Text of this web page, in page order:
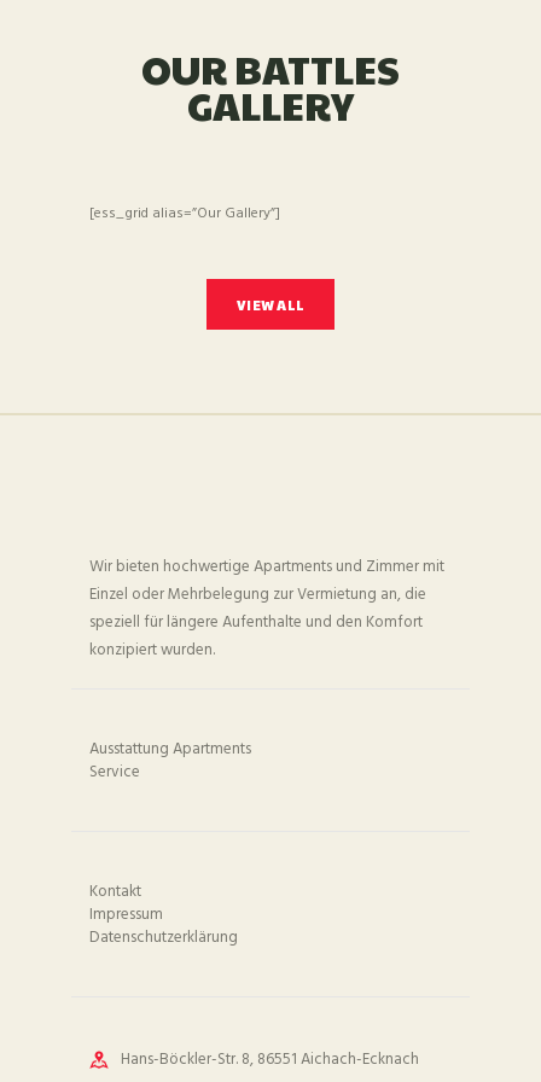
OUR BATTLES
GALLERY
[ess_grid alias=”Our Gallery”]
VIEW ALL
Wir bieten hochwertige Apartments und Zimmer mit
Einzel oder Mehrbelegung zur Vermietung an, die
speziell für längere Aufenthalte und den Komfort
konzipiert wurden.
Ausstattung Apartments
Service
Kontakt
Impressum
Datenschutzerklärung
Hans-Böckler-Str. 8, 86551 Aichach-Ecknach